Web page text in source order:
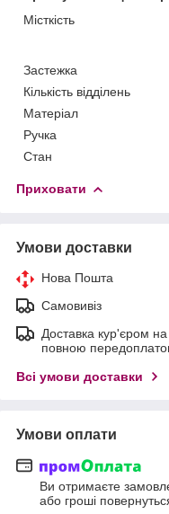
Місткість
Застежка
Кількість відділень
Матеріал
Ручка
Стан
Приховати
Умови доставки
Нова Пошта
Самовивіз
Доставка кур'єром на
повною
Всі умови доставки
Умови оплати
Ви отримаєте
або гроші